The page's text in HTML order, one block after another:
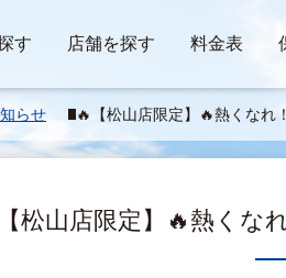
す 店舗を探す 料金表
らせ
🔥【松山店限定】🔥熱くなれ
ンペーン！（8/31まで）
松山店限定】🔥熱くな